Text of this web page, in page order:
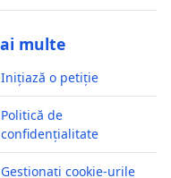
multe
Inițiază o petiție
Politică de
confidențialitate
Gestionați cookie-urile